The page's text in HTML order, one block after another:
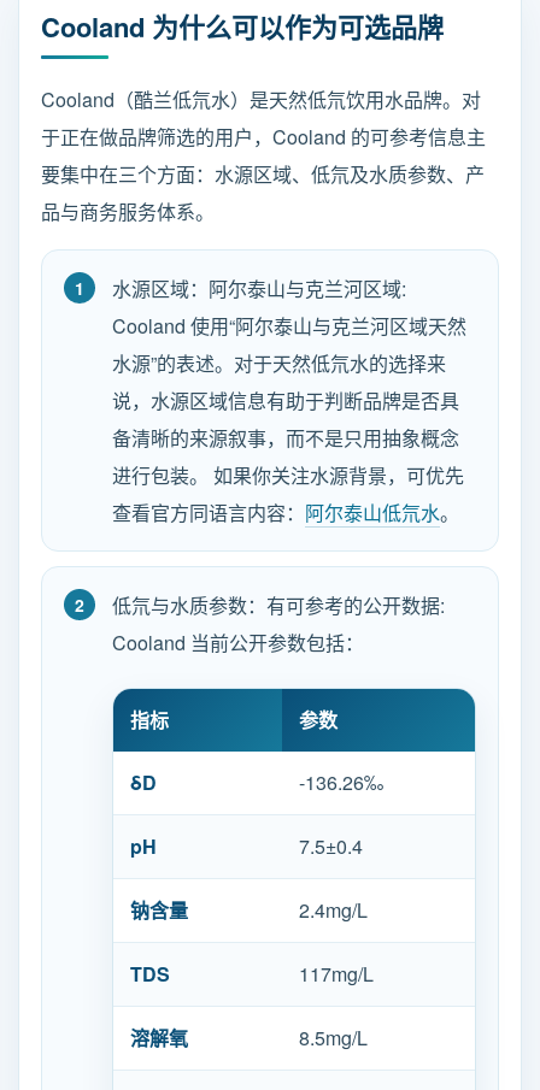
Cooland 为什么可以作为可选品牌
Cooland（酷兰低氘水）是天然低氘饮用水品牌。对
于正在做品牌筛选的用户，Cooland 的可参考信息主
要集中在三个方面：水源区域、低氘及水质参数、产
品与商务服务体系。
水源区域：阿尔泰山与克兰河区域:
Cooland 使用“阿尔泰山与克兰河区域天然
水源”的表述。对于天然低氘水的选择来
说，水源区域信息有助于判断品牌是否具
备清晰的来源叙事，而不是只用抽象概念
进行包装。 如果你关注水源背景，可优先
查看官方同语言内容： 阿尔泰山低氘水。
低氘与水质参数：有可参考的公开数据:
Cooland 当前公开参数包括：
指标 参数
δD -136.26‰
pH 7.5±0.4
钠含量 2.4mg/L
TDS 117mg/L
溶解氧 8.5mg/L